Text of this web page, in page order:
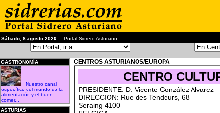
Sábado, 8 agosto 2026 . - Portal Sidrero Asturiano.
GASTRONOMÍA
Nuestro canal
específico del mundo de la
alimentación y el buen
comer...
ASTURIAS
CENTROS ASTURIANOS/EUROPA
CENTRO
PRESIDENTE: D. Vicente González Alvarez
DIRECCION: Rue des Tendeurs, 68
Seraing 4100